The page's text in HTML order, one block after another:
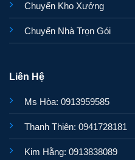
Chuyển Kho Xưởng
Chuyển Nhà Trọn Gói
Liên Hệ
Ms Hòa: 0913959585
Thanh Thiên: 0941728181
Kim Hằng: 0913838089